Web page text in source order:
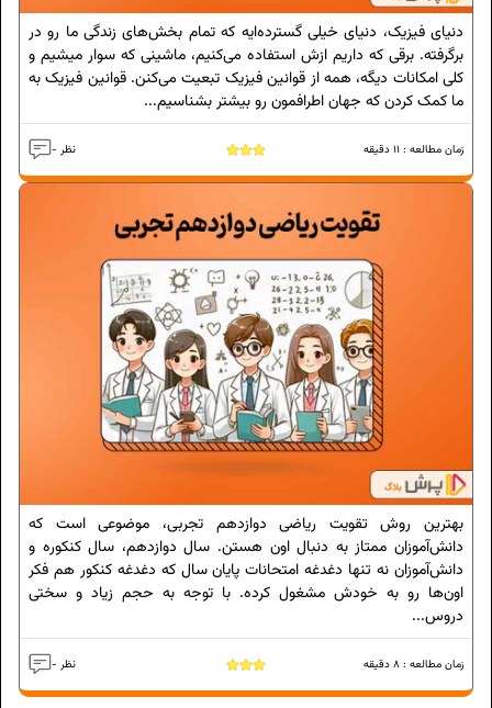
دنیای فیزیک، دنیای خیلی گسترده‌ایه که تمام بخش‌های زندگی ما رو در
برگرفته. برقی که داریم ازش استفاده می‌کنیم، ماشینی که سوار میشیم و
کلی امکانات دیگه، همه از قوانین فیزیک تبعیت می‌کنن. قوانین فیزیک به
ما کمک کردن که جهان اطرافمون رو بیشتر بشناسیم...
- نظر زمان مطالعه : 11 دقیقه
بهترین روش تقویت ریاضی دوازدهم تجربی، موضوعی است که
دانش‌آموزان ممتاز به دنبال اون هستن. سال دوازدهم، سال کنکوره و
دانش‌آموزان نه تنها دغدغه امتحانات پایان سال که دغدغه کنکور هم فکر
اون‌ها رو به خودش مشغول کرده. با توجه به حجم زیاد و سختی
دروس...
- نظر زمان مطالعه : 8 دقیقه